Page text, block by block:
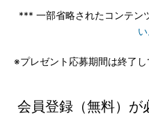
*** 一部省略されたコンテン
い
※プレゼント応募期間は終了
会員登録（無料）が